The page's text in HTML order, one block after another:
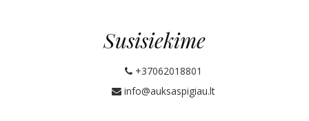
Susisiekime
+37062018801
info@auksaspigiau.lt